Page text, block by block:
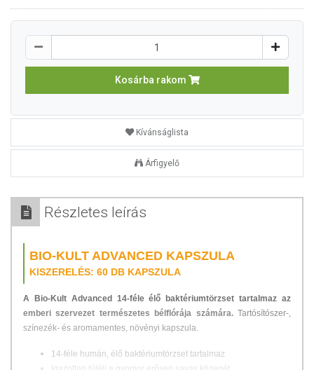
Kosárba rakom
Kívánságlista
Árfigyelő
Részletes leírás
BIO-KULT ADVANCED KAPSZULA
KISZERELÉS: 60 DB KAPSZULA
A Bio-Kult Advanced 14-féle élő baktériumtörzset tartalmaz az
emberi szervezet természetes bélflórája számára. Tartósítószer-,
színezék- és aromamentes, növényi kapszula.
14-féle humán, élő baktériumtörzset tartalmaz